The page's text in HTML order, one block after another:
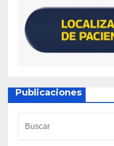
Publicaciones